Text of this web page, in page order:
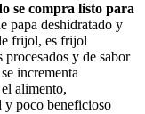
se compra listo para
papa deshidratado y
frijol, es frijol
y de sabor
incrementa
alimento,
y poco beneficioso